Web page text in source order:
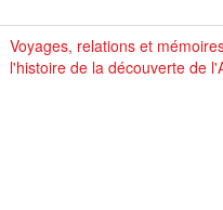
Voyages, relations et
l'histoire de la découverte de